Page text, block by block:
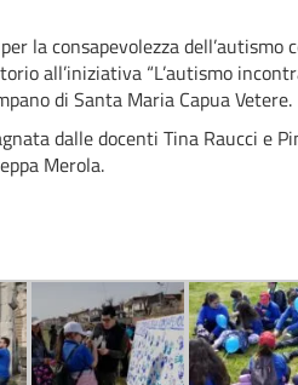
la consapevolezza dell’autismo
all’iniziativa “L’autismo
di Santa Maria Capua Vetere.
dalle docenti Tina Raucci e
Merola.